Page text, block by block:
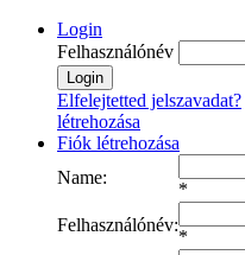
Login
Felhasználónév
Elfelejtetted jelszavadat?
létrehozása
Fiók létrehozása
Name:
*
Felhasználónév:
*